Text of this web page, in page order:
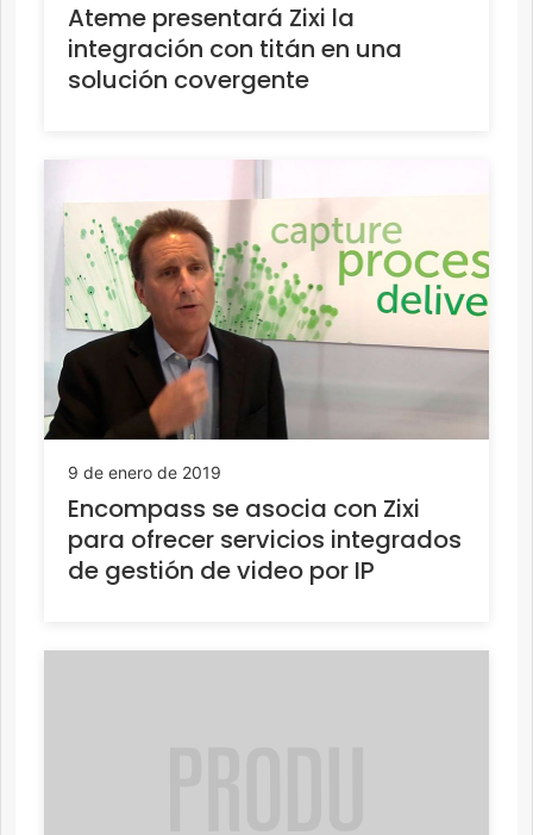
Ateme presentará Zixi la
integración con titán en una
solución covergente
9 de enero de 2019
Encompass se asocia con Zixi
para ofrecer servicios integrados
de gestión de video por IP